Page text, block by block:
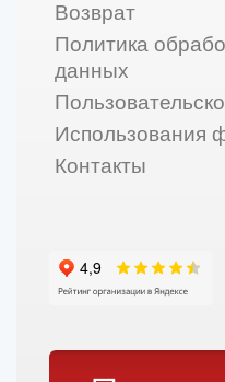
Возврат
Политика
данных
Использования
Контакты